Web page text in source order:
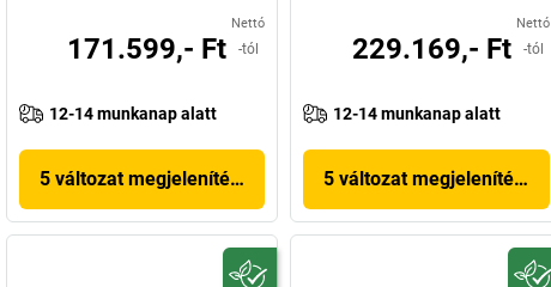
Nettó
171.599,- Ft -tól
12-14 munkanap alatt
5 változat megjelenítése
Nettó
229.169,- Ft -tól
12-14 munkanap alatt
5 változat megjelenítése